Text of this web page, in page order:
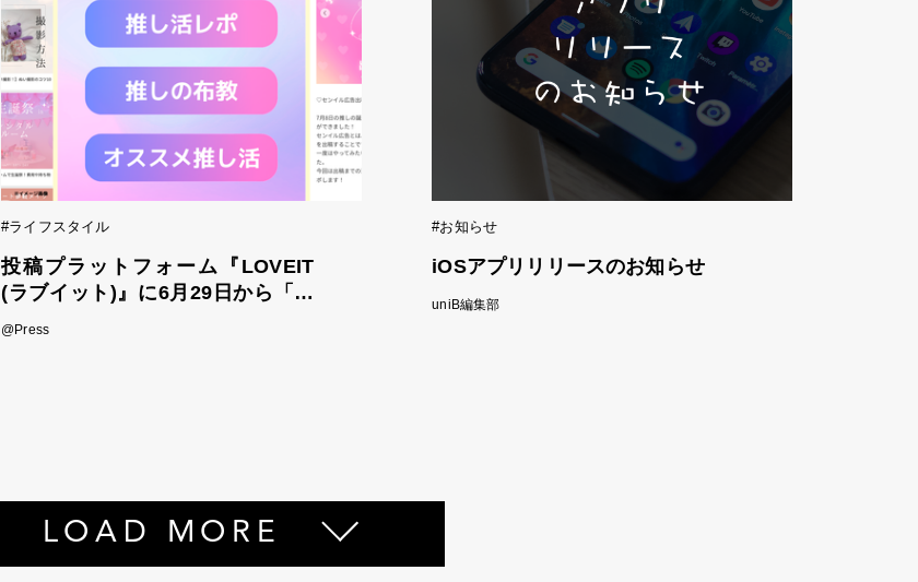
#ライフスタイル
投稿プラットフォーム『LOVEIT
(ラブイット)』に6月29日から「推
し活レポ」や「推しの布教」を投
@Press
#お知らせ
iOSアプリリリースのお知らせ
uniB編集部
LOAD MORE